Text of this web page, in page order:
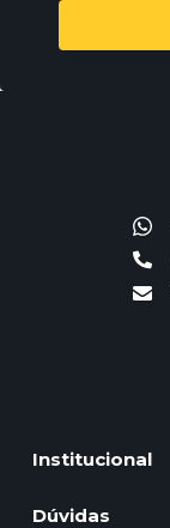
Institucional
Dúvidas